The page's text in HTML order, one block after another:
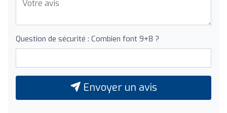
Question de sécurité : Combien font 9+8 ?
Envoyer un avis